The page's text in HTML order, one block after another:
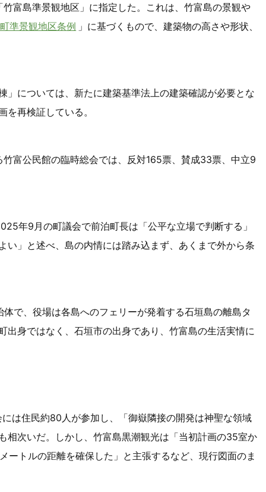
富島準景観地区」に指定した。これは、竹富島の景観や
準景観地区条例 」に基づくもので、建築物の高さや形状、
」については、新たに建築基準法上の建築確認が必要とな
再検証している。
富公民館の臨時総会では、反対165票、賛成33票、中立9
年9月の町議会で前泊町長は「公平な立場で判断する」
い」と述べ、島の内情には踏み込まず、あくまで外から条
で、役場は各島へのフェリーが発着する石垣島の離島タ
出身ではなく、石垣市の出身であり、竹富島の生活実情に
は住民約80人が参加し、「御嶽隣接の開発は神聖な領域
相次いだ。しかし、竹富島黒潮観光は「当初計画の35室か
ートルの距離を確保した」と主張するなど、現行図面のま